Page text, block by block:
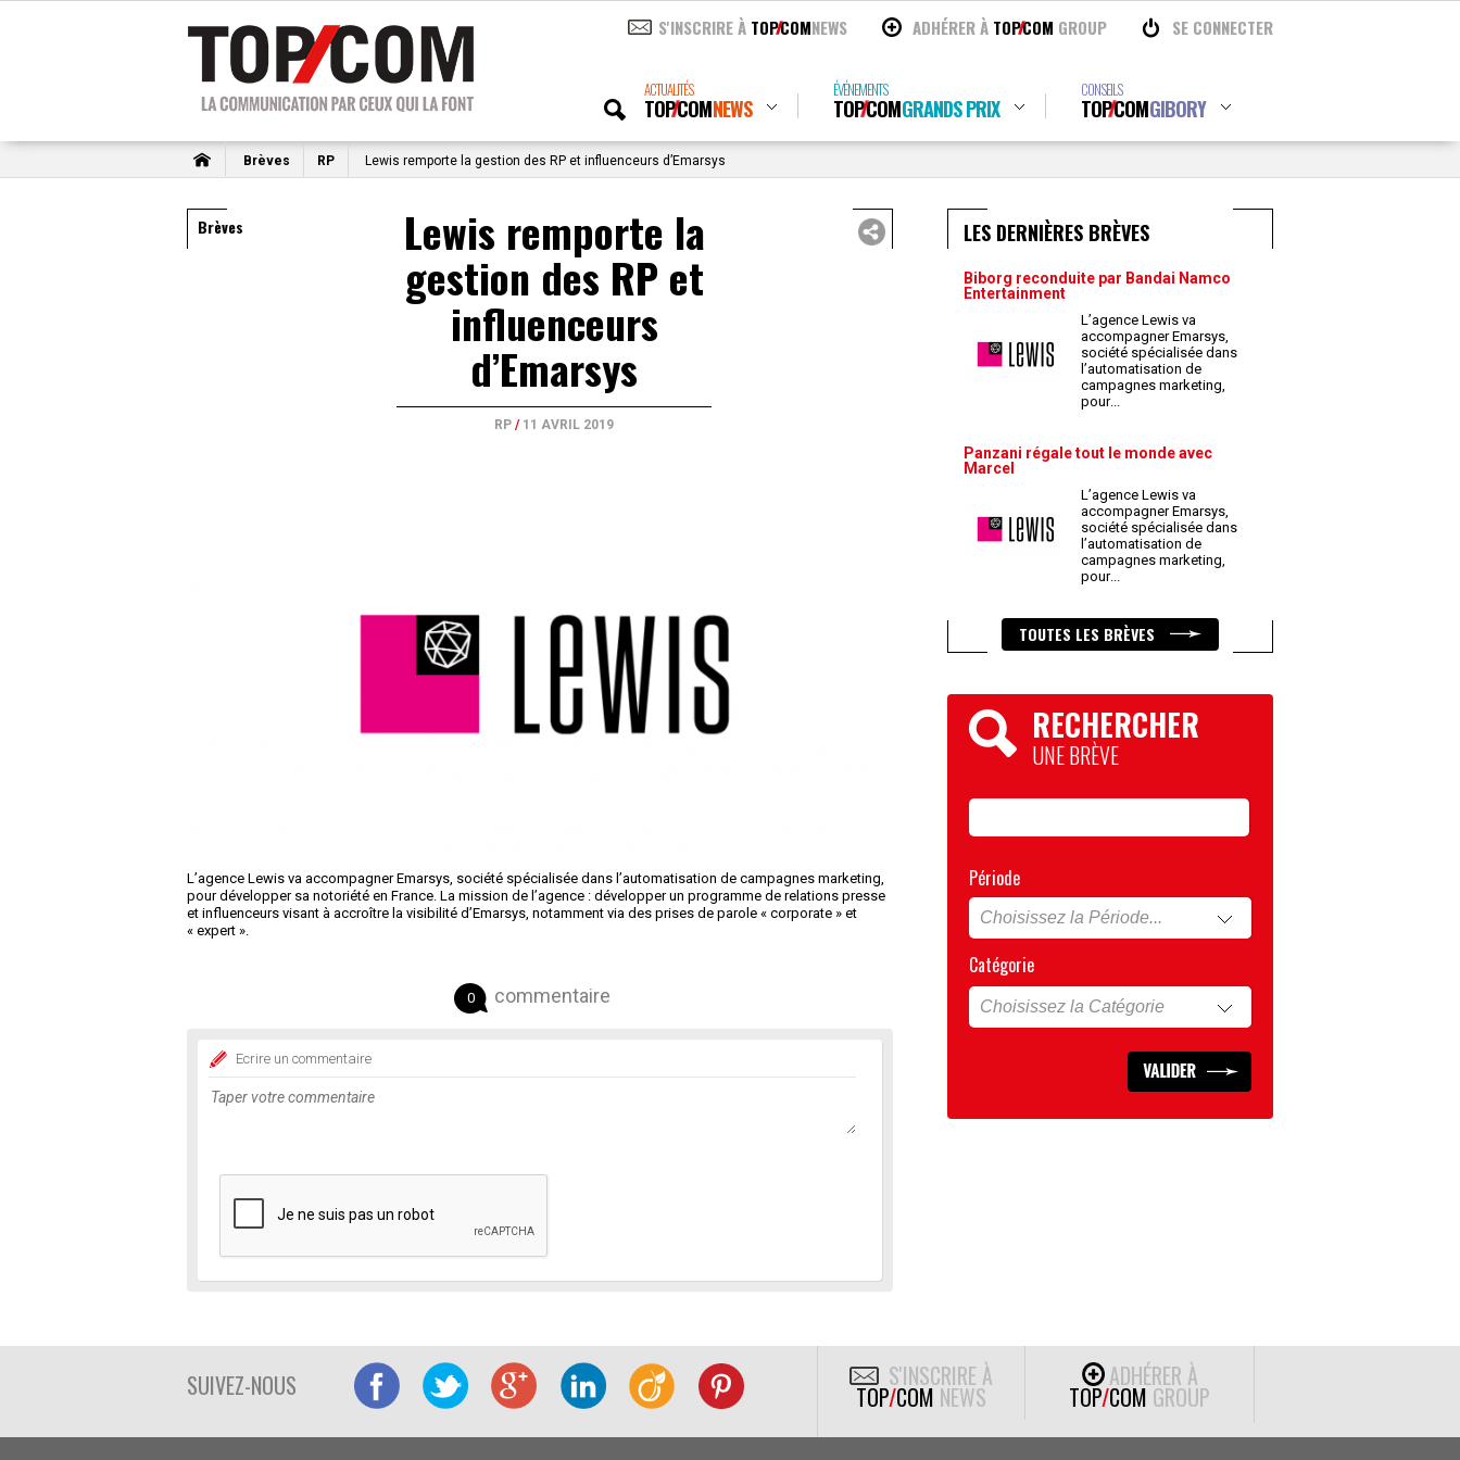
S'INSCRIRE À TOPCOMNEWS ADHÉRER À TOPCOM GROUP SE CONNECTER
ACTUALITÉS
TOPCOMNEWS
ÉVÉNEMENTS
TOPCOMGRANDS PRIX
CONSEILS
TOPCOMGIBORY
Brèves RP Lewis remporte la gestion des RP et influenceurs d’Emarsys
Brèves Lewis remporte la
gestion des RP et
influenceurs
d’Emarsys
RP / 11 AVRIL 2019
L’agence Lewis va accompagner Emarsys, société spécialisée dans l’automatisation de campagnes marketing,
pour développer sa notoriété en France. La mission de l’agence : développer un programme de relations presse
et influenceurs visant à accroître la visibilité d’Emarsys, notamment via des prises de parole « corporate » et
« expert ».
0 commentaire
Ecrire un commentaire
LES DERNIÈRES BRÈVES
Biborg reconduite par Bandai Namco
Entertainment
L’agence Lewis va
accompagner Emarsys,
société spécialisée dans
l’automatisation de
campagnes marketing,
pour...
Panzani régale tout le monde avec
Marcel
L’agence Lewis va
accompagner Emarsys,
société spécialisée dans
l’automatisation de
campagnes marketing,
pour...
TOUTES LES BRÈVES
RECHERCHER
UNE BRÈVE
Période
Catégorie
SUIVEZ-NOUS S'INSCRIRE À
TOP/COM NEWS
ADHÉRER À
TOP/COM GROUP